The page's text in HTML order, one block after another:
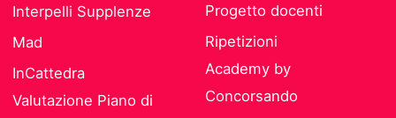
Interpelli Supplenze
Mad
InCattedra
Valutazione Piano di
Progetto docenti
Ripetizioni
Academy by
Concorsando